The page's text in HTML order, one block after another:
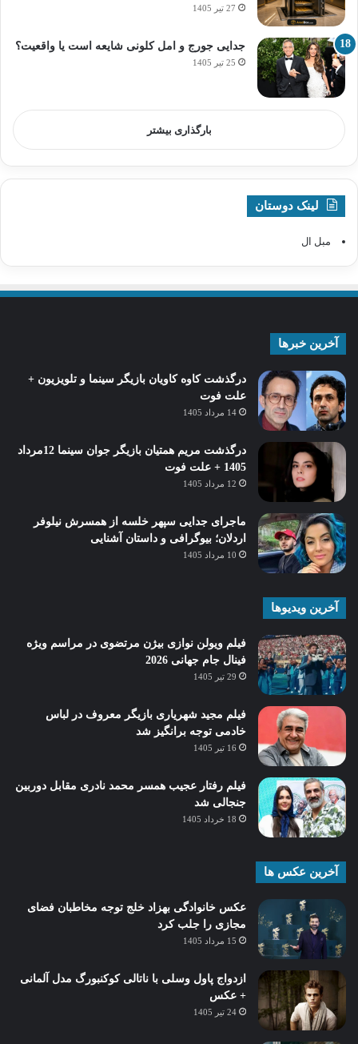
27 تیر 1405
جدایی جورج و امل کلونی شایعه است یا واقعیت؟
25 تیر 1405
بارگذاری بیشتر
لینک دوستان
مبل ال
آخرین خبرها
درگذشت کاوه کاویان بازیگر سینما و تلویزیون +
علت فوت
14 مرداد 1405
درگذشت مریم همتیان بازیگر جوان سینما 12مرداد
1405 + علت فوت
12 مرداد 1405
ماجرای جدایی سپهر خلسه از همسرش نیلوفر
اردلان؛ بیوگرافی و داستان آشنایی
10 مرداد 1405
آخرین ویدیوها
فیلم ویولن نوازی بیژن مرتضوی در مراسم ویژه
فینال جام جهانی 2026
29 تیر 1405
فیلم مجید شهریاری بازیگر معروف در لباس
خادمی توجه برانگیز شد
16 تیر 1405
فیلم رفتار عجیب همسر محمد نادری مقابل دوربین
جنجالی شد
18 خرداد 1405
آخرین عکس ها
عکس خانوادگی بهزاد خلج توجه مخاطبان فضای
مجازی را جلب کرد
15 مرداد 1405
ازدواج پاول وسلی با ناتالی کوکنبورگ مدل آلمانی
+ عکس
24 تیر 1405